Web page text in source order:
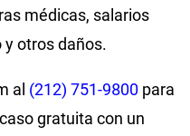
médicas, salarios
otros daños.
al (212) 751-9800 para
gratuita con un